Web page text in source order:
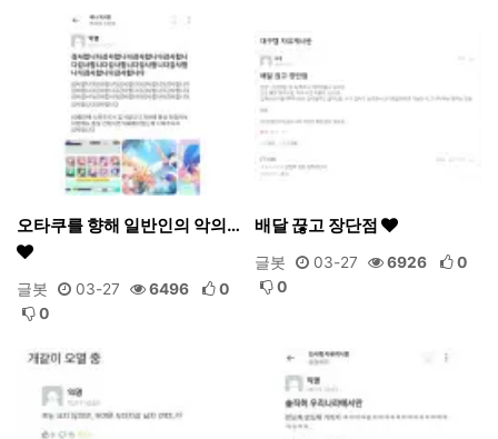
오타쿠를 향해 일반인의 악의…
글봇 03-27 6496
0
0
배달 끊고 장단점
글봇 03-27 6926
0
0